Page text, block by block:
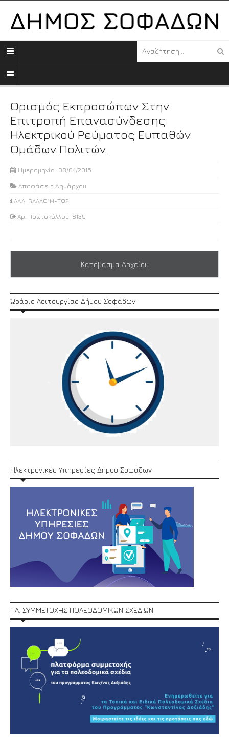
Ορισμός Εκπροσώπων Στην
Επιτροπή Επανασύνδεσης
Ηλεκτρικού Ρεύματος Ευπαθών
Ομάδων Πολιτών.
Ημερομηνία: 08/04/2015
Αποφάσεις Δημάρχου
ΑΔΑ: 6ΑΛΛΩ1Μ-ΞΩ2
Αρ. Πρωτοκόλλου: 8139
Κατέβασμα Αρχείου
Ώράριο Λειτουργίας Δήμου Σοφάδων
Ηλεκτρονικές Υπηρεσίες Δήμου Σοφάδων
ΠΛ. ΣΥΜΜΕΤΟΧΗΣ ΠΟΛΕΟΔΟΜΙΚΩΝ ΣΧΕΔΙΩΝ